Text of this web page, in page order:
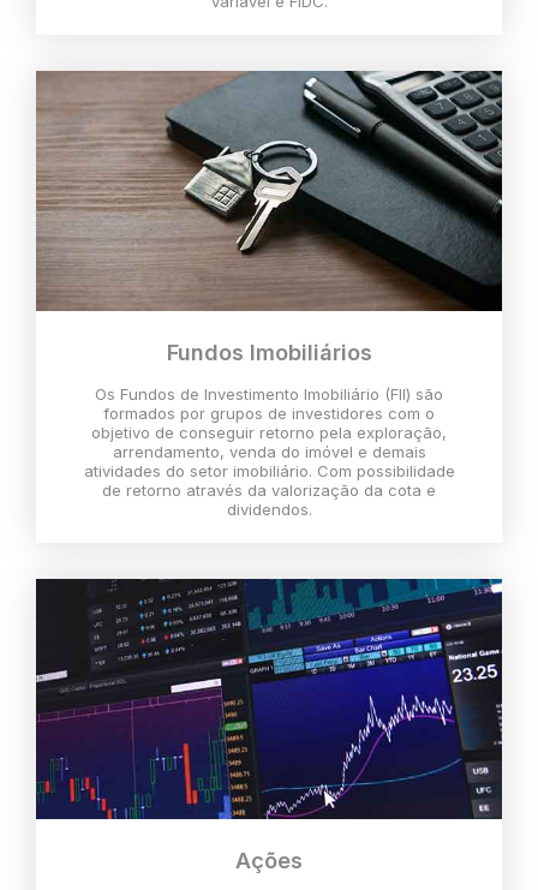
Fundos Imobiliários
Os Fundos de Investimento Imobiliário (FII) são
formados por grupos de investidores com o
objetivo de conseguir retorno pela exploração,
arrendamento, venda do imóvel e demais
atividades do setor imobiliário. Com possibilidade
de retorno através da valorização da cota e
dividendos.
Ações